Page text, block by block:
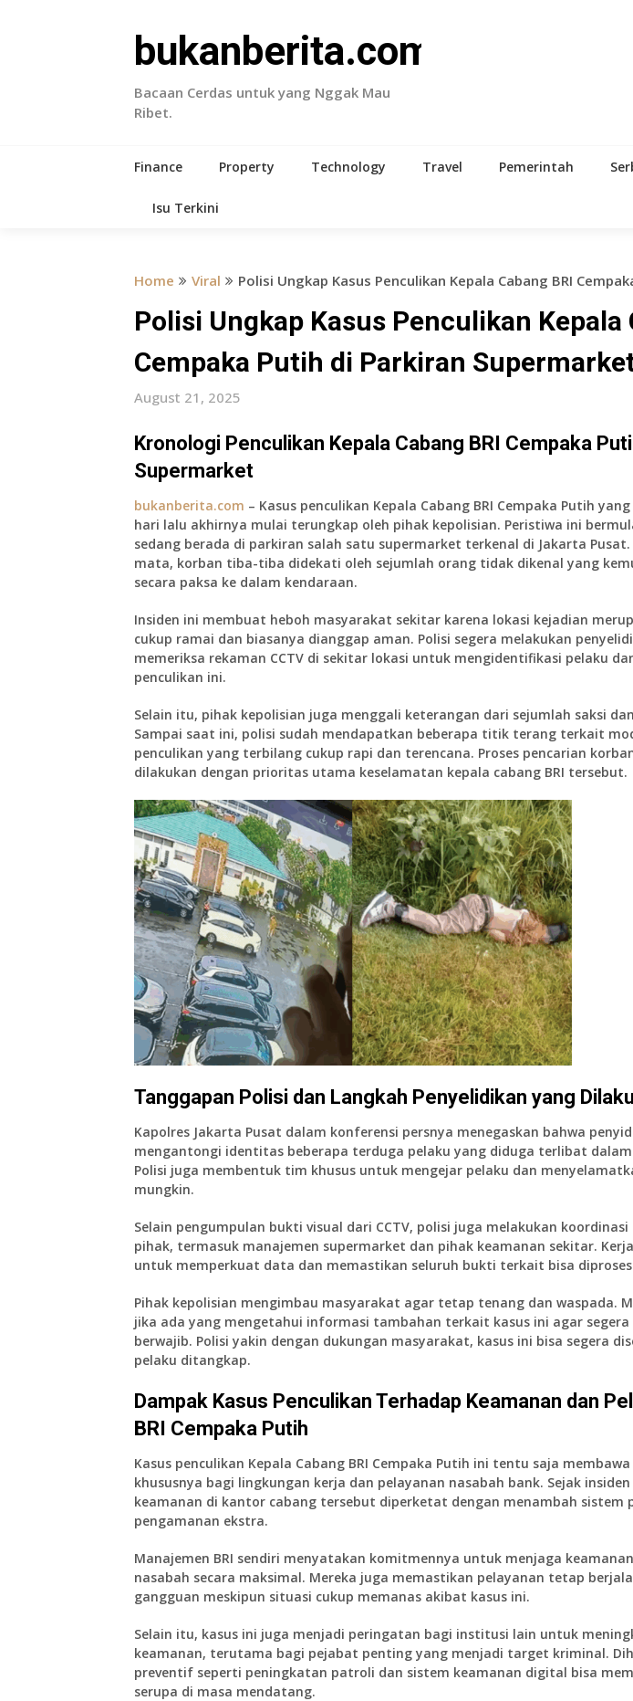
bukanberita.com
Bacaan Cerdas untuk yang Nggak Mau
Ribet.
Finance Property Technology Travel Pemerintah
Isu Terkini
Home Viral Polisi Ungkap Kasus Penculikan Kepala Cabang BRI
Polisi Ungkap Kasus Penculikan Kepala
Cempaka Putih di Parkiran
August 21, 2025
Kronologi Penculikan Kepala Cabang BRI Cempaka
Supermarket
bukanberita.com – Kasus penculikan Kepala Cabang BRI Cempaka Putih
hari lalu akhirnya mulai terungkap oleh pihak kepolisian. Peristiwa ini
sedang berada di parkiran salah satu supermarket terkenal di Jakarta
mata, korban tiba-tiba didekati oleh sejumlah orang tidak dikenal yang
secara paksa ke dalam kendaraan.
Insiden ini membuat heboh masyarakat sekitar karena lokasi kejadian
cukup ramai dan biasanya dianggap aman. Polisi segera melakukan
memeriksa rekaman CCTV di sekitar lokasi untuk mengidentifikasi pelaku
penculikan ini.
Selain itu, pihak kepolisian juga menggali keterangan dari sejumlah saksi
Sampai saat ini, polisi sudah mendapatkan beberapa titik terang terkait
penculikan yang terbilang cukup rapi dan terencana. Proses pencarian
dilakukan dengan prioritas utama keselamatan kepala cabang BRI tersebut.
Tanggapan Polisi dan Langkah Penyelidikan yang
Kapolres Jakarta Pusat dalam konferensi persnya menegaskan bahwa
mengantongi identitas beberapa terduga pelaku yang diduga terlibat
Polisi juga membentuk tim khusus untuk mengejar pelaku dan
mungkin.
Selain pengumpulan bukti visual dari CCTV, polisi juga melakukan
pihak, termasuk manajemen supermarket dan pihak keamanan sekitar.
untuk memperkuat data dan memastikan seluruh bukti terkait bisa
Pihak kepolisian mengimbau masyarakat agar tetap tenang dan waspada.
jika ada yang mengetahui informasi tambahan terkait kasus ini agar segera
berwajib. Polisi yakin dengan dukungan masyarakat, kasus ini bisa segera
pelaku ditangkap.
Dampak Kasus Penculikan Terhadap Keamanan dan
BRI Cempaka Putih
Kasus penculikan Kepala Cabang BRI Cempaka Putih ini tentu saja
khususnya bagi lingkungan kerja dan pelayanan nasabah bank. Sejak
keamanan di kantor cabang tersebut diperketat dengan menambah sistem
pengamanan ekstra.
Manajemen BRI sendiri menyatakan komitmennya untuk menjaga
nasabah secara maksimal. Mereka juga memastikan pelayanan tetap
gangguan meskipun situasi cukup memanas akibat kasus ini.
Selain itu, kasus ini juga menjadi peringatan bagi institusi lain untuk
keamanan, terutama bagi pejabat penting yang menjadi target kriminal.
preventif seperti peningkatan patroli dan sistem keamanan digital bisa
serupa di masa mendatang.